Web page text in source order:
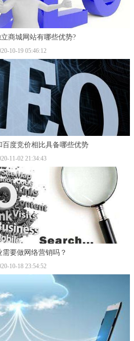
商城网站有哪些优势?
10-19 05:46:12
百度竞价相比具备哪些优势
11-02 21:34:43
需要做网络营销吗？
10-18 23:54:52